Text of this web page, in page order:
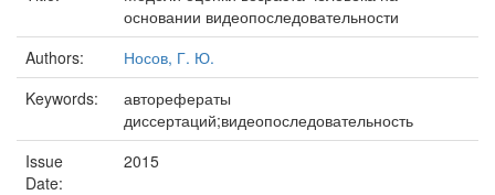
основании видеопоследовательности
Authors:
Носов, Г. Ю.
Keywords:
авторефераты
диссертаций;видеопоследовательность
Issue
Date:
2015